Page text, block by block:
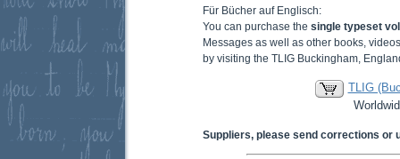
Für Bücher auf Englisch:
You can purchase the single typeset
Messages as well as other books,
by visiting the TLIG Buckingham,
TLIG
Suppliers, please send corrections or